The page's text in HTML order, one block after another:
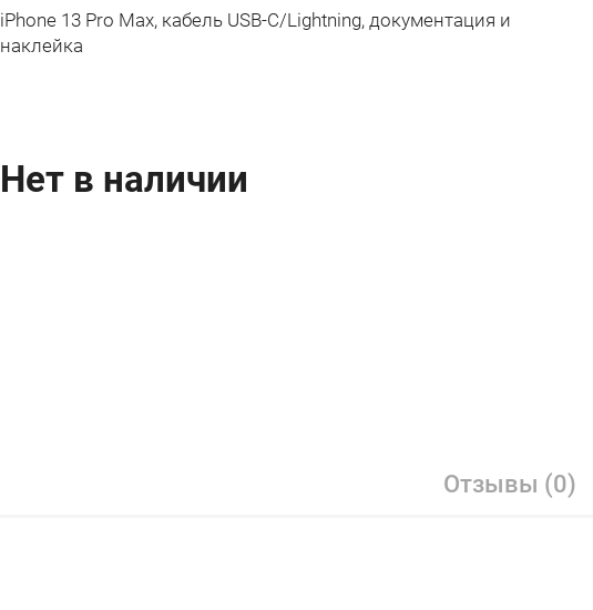
iPhone 13 Pro Max, кабель USB-C/Lightning, документация и
наклейка
Нет в наличии
Отзывы (0)